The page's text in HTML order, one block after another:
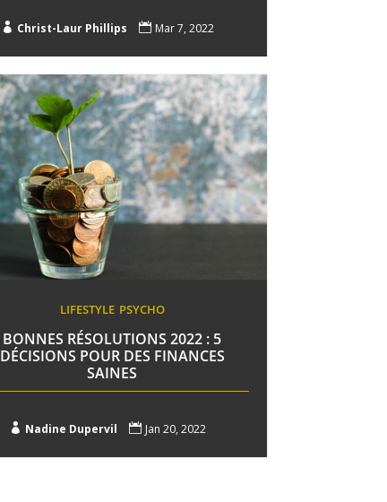
 Christ-Laur Phillips  Mar 7, 2022
LIFESTYLE PSYCHO
BONNES RÉSOLUTIONS 2022 : 5
DÉCISIONS POUR DES FINANCES
SAINES
 Nadine Dupervil  Jan 20, 2022